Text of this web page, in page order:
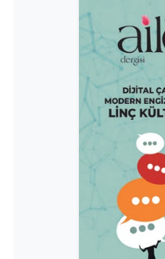
Kocaeli Müftülüğü
Konya Müftülüğü
Kütahya
Malatya Müftülüğü
Manisa Müftülüğü
Mardin Müftülüğü